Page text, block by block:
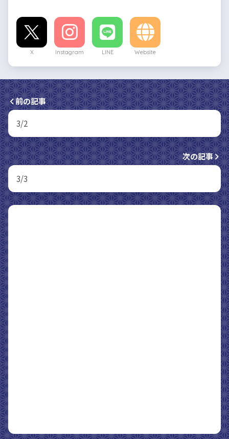
X Instagram LINE Website
前の記事
3/2
次の記事
3/3